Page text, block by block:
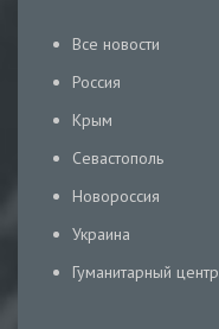
Все новости
Россия
Крым
Севастополь
Новороссия
Украина
Гуманитарный центр